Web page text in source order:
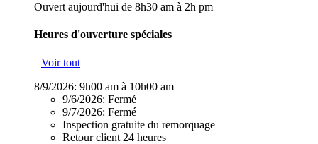
Ouvert aujourd'hui de 8h30 am à 2h pm
Heures d'ouverture spéciales
Voir tout
8/9/2026: 9h00 am à 10h00 am
9/6/2026: Fermé
9/7/2026: Fermé
Inspection gratuite du remorquage
Retour client 24 heures